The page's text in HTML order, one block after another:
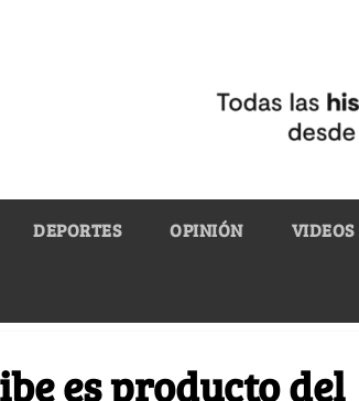
DEPORTES OPINIÓN VIDEOS
es producto del